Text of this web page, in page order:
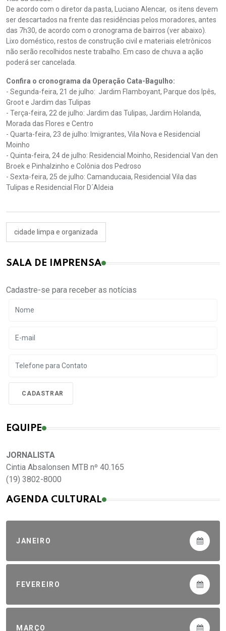
De acordo com o diretor da pasta, Luciano Alencar, os itens devem
ser descartados na frente das residências pelos moradores, antes
das 7h30, de acordo com o cronograma de bairros (ver abaixo).
Lixo doméstico, restos de construção civil e materiais eletrônicos
não serão recolhidos neste trabalho. Em caso de chuva a ação
poderá ser cancelada.
Confira o cronograma da Operação Cata-Bagulho:
- Segunda-feira, 21 de julho: Jardim Flamboyant, Parque dos Ipês,
Groot e Jardim das Tulipas
- Terça-feira, 22 de julho: Jardim das Tulipas, Jardim Holanda,
Morada das Flores e Centro
- Quarta-feira, 23 de julho: Imigrantes, Vila Nova e Residencial
Moinho
- Quinta-feira, 24 de julho: Residencial Moinho, Residencial Van den
Broek e Pinhalzinho e Colônia dos Pedroso
- Sexta-feira, 25 de julho: Camanducaia, Residencial Vila das
Tulipas e Residencial Flor D´Aldeia
cidade limpa e organizada
SALA DE IMPRENSA
Cadastre-se para receber as notícias
EQUIPE
JORNALISTA
Cintia Absalonsen MTB nº 40.165
(19) 3802-8000
AGENDA CULTURAL
JANEIRO
FEVEREIRO
MARÇO